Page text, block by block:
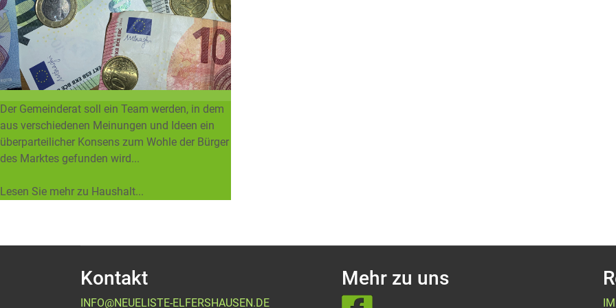
Der Gemeinderat soll ein Team werden, in dem
aus verschiedenen Meinungen und Ideen ein
überparteilicher Konsens zum Wohle der Bürger
des Marktes gefunden wird...
Lesen Sie mehr zu Haushalt...
Kontakt
INFO@NEUELISTE-ELFERSHAUSEN.DE
Mehr zu uns